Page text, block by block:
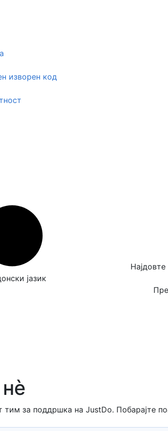
изворен код
јазик
тим за поддршка на JustDo. Побарајте